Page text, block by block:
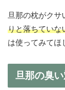
旦那の枕がクサ
りと落ちていな
は使ってみてほ
旦那の臭